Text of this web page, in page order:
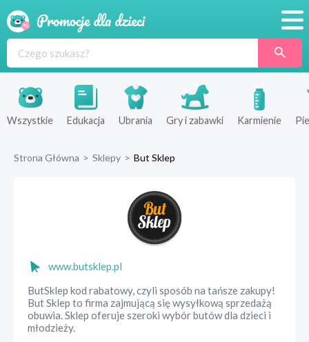
Produkty
Sklepy
Wszystkie Edukacja Ubrania Gry i zabawki Karmienie
Strona Główna > Sklepy > But Sklep
www.butsklep.pl
ButSklep kod rabatowy, czyli sposób na tańsze zakupy!
But Sklep to firma zajmującą się wysyłkową sprzedażą
obuwia. Sklep oferuje szeroki wybór butów dla dzieci i
młodzieży.